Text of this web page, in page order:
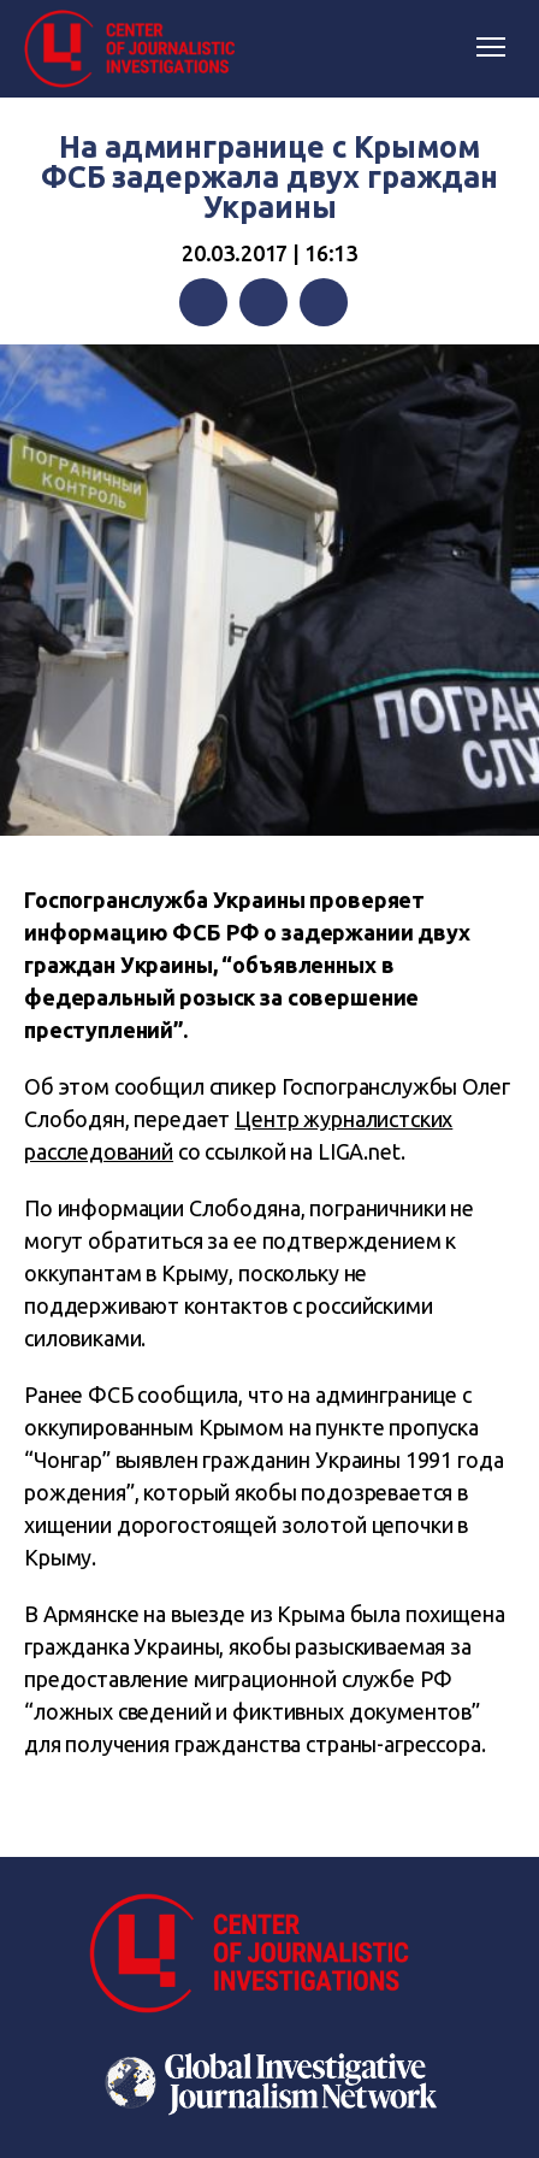
На админгранице с Крымом
ФСБ задержала двух граждан
Украины
20.03.2017 | 16:13
FacebookTwitterTelegram
Госпогранслужба Украины проверяет
информацию ФСБ РФ о задержании двух
граждан Украины, “объявленных в
федеральный розыск за совершение
преступлений”.
Об этом сообщил спикер Госпогранслужбы Олег
Слободян, передает Центр журналистских
расследований со ссылкой на LIGA.net.
По информации Слободяна, пограничники не
могут обратиться за ее подтверждением к
оккупантам в Крыму, поскольку не
поддерживают контактов с российскими
силовиками.
Ранее ФСБ сообщила, что на админгранице с
оккупированным Крымом на пункте пропуска
“Чонгар” выявлен гражданин Украины 1991 года
рождения”, который якобы подозревается в
хищении дорогостоящей золотой цепочки в
Крыму.
В Армянске на выезде из Крыма была похищена
гражданка Украины, якобы разыскиваемая за
предоставление миграционной службе РФ
“ложных сведений и фиктивных документов”
для получения гражданства страны-агрессора.